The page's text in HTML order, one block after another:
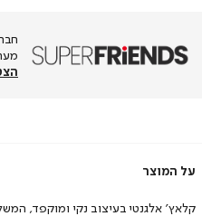
על המוצר
קלאץ’ אלגנטי בעיצוב נקי ומוקפד,